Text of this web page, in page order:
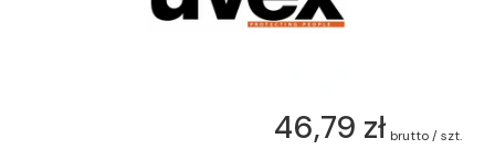
46,79 zł brutto / szt.